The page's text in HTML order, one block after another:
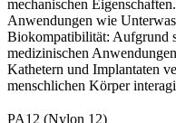
mechanischen
Anwendungen wie
Biokompatibilität: Aufgrund
medizinischen
Kathetern und Implantaten
menschlichen Körper
PA12 (Nylon 12)